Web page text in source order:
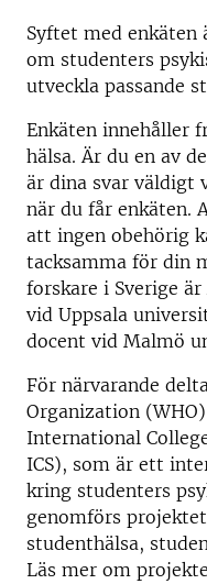
Syftet med enkäten
om studenters
utveckla passande
Enkäten innehåller
hälsa. Är du en av
är dina svar väldigt
när du får enkäten.
att ingen obehörig
tacksamma för din
forskare i Sverige
vid Uppsala
docent vid Malmö
För närvarande
Organization
International
ICS), som är ett
kring studenters
genomförs
studenthälsa,
Läs mer om